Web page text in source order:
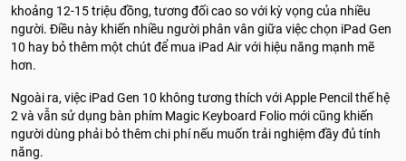
khoảng 12-15 triệu đồng, tương đối cao so với kỳ vọng của nhiều
người. Điều này khiến nhiều người phân vân giữa việc chọn iPad Gen
10 hay bỏ thêm một chút để mua iPad Air với hiệu năng mạnh mẽ
hơn.
Ngoài ra, việc iPad Gen 10 không tương thích với Apple Pencil thế hệ
2 và vẫn sử dụng bàn phím Magic Keyboard Folio mới cũng khiến
người dùng phải bỏ thêm chi phí nếu muốn trải nghiệm đầy đủ tính
năng.